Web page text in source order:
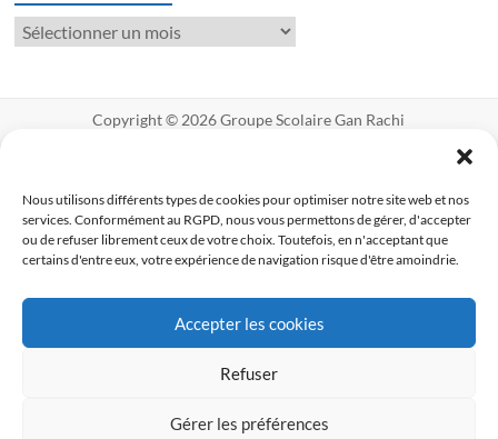
Nous utilisons différents types de cookies pour optimiser notre site web et nos
services. Conformément au RGPD, nous vous permettons de gérer, d'accepter
ou de refuser librement ceux de votre choix. Toutefois, en n'acceptant que
certains d'entre eux, votre expérience de navigation risque d'être amoindrie.
Accepter les cookies
Refuser
Gérer les préférences
Copyright © 2026Groupe Scolaire Gan Rachi
Politique de